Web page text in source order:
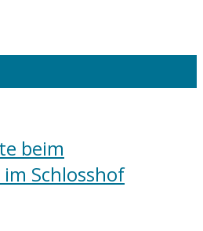
beim
Schlosshof